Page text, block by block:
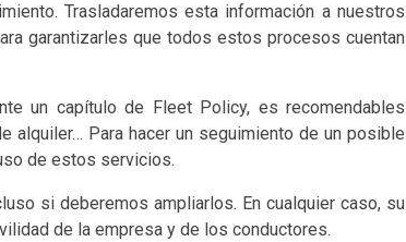
Trasladaremos esta información a nuestros
garantizarles que todos estos procesos cuentan
un capítulo de Fleet Policy, es recomendables
alquiler… Para hacer un seguimiento de un posible
de estos servicios.
si deberemos ampliarlos. En cualquier caso, su
de la empresa y de los conductores.